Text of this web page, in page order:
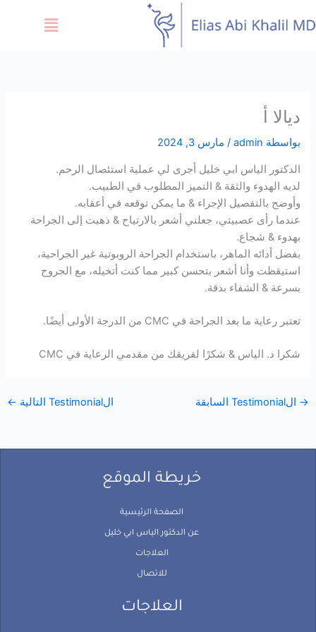
إلى
Menu
ديالا أ
بواسطة admin
/ مارس 3, 2024
الدكتور الياس ابي خليل أجرى لي عملية استئصال الرحم.
لديه الهدوء والثقة & التميز المطلوب في الطبيب.
وأوضح بالتفصيل الإجراء & ما يمكن توقعه في أعقابه.
عندما رأى عصبيتي، جعلني أشعر بالارتياح & ذهبت إلى الجراحة
بهدوء & شجاع.
بفضل أدائه الماهر، باستخدام الجراحة الروبوتية غير الجراحية،
استيقظت وأنا أشعر بتحسن كبير مما كنت أتخيله، مع الجروح
بسرعة & الشفاء بدقة.
تعتبر رعاية ما بعد الجراحة في CMC من الدرجة الأولى أيضًا.
شكرا د. الياس & شكرًا لفريقك من مقدمي الرعاية في CMC
→ الTestimonial السابقة الTestimonial التالية ←
خريطة الموقع
الصفحة الرئيسية
عن الدكتور الياس ابي خليل
العلاجات
للاتصال
العلاجات